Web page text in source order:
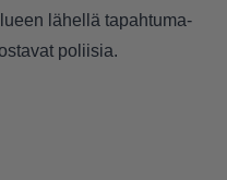
lähellä tapahtuma-
poliisia.